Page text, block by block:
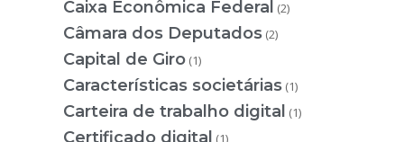
Caixa Econômica Federal (2)
Câmara dos Deputados (2)
Capital de Giro (1)
Características societárias (1)
Carteira de trabalho digital (1)
Certificado digital (1)